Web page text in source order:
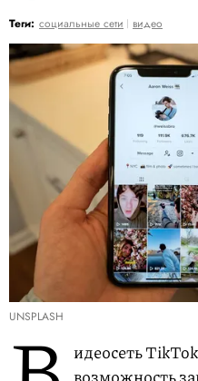
Теги: социальные сети видео
UNSPLASH
идеосеть